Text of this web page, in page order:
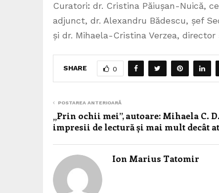
Curatoriꓽ dr. Cristina Păiușan-Nuică,
adjunct, dr. Alexandru Bădescu, șef
și dr. Mihaela-Cristina Verzea,
SHARE 0
POSTAREA ANTERIOARĂ
„Prin ochii mei”, autoare: Mihaela C.
impresii de lectură și mai mult decât
Ion Marius Tatomir